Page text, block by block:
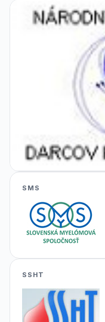
SMS
SSHT